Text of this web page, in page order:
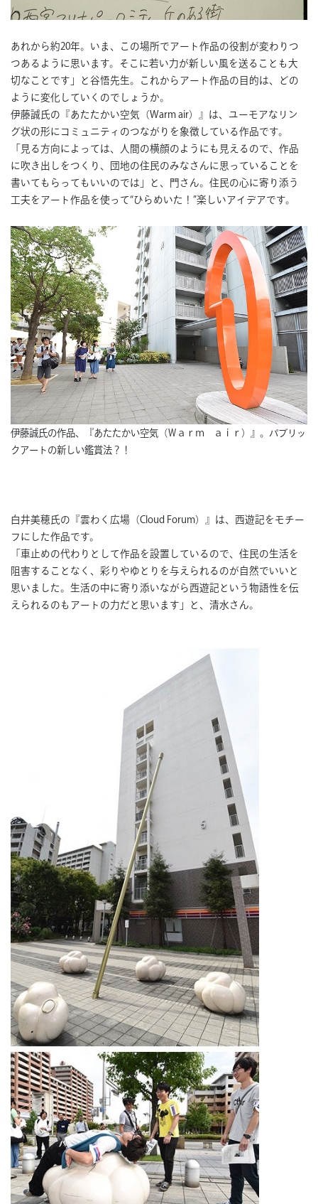
あれから約20年。いま、この場所でアート作品の役割が変わりつ
つあるように思います。そこに若い力が新しい風を送ることも大
切なことです」と谷悟先生。これからアート作品の目的は、どの
ように変化していくのでしょうか。
伊藤誠氏の『あたたかい空気（Warm air）』は、ユーモアなリン
グ状の形にコミュニティのつながりを象徴している作品です。
「見る方向によっては、人間の横顔のようにも見えるので、作品
に吹き出しをつくり、団地の住民のみなさんに思っていることを
書いてもらってもいいのでは」と、門さん。住民の心に寄り添う
工夫をアート作品を使って“ひらめいた！”楽しいアイデアです。
伊藤誠氏の作品、『あたたかい空気（Ｗａｒｍ ａｉｒ）』。パブリッ
クアートの新しい鑑賞法？！
白井美穂氏の『雲わく広場（Cloud Forum）』は、西遊記をモチー
フにした作品です。
「車止めの代わりとして作品を設置しているので、住民の生活を
阻害することなく、彩りやゆとりを与えられるのが自然でいいと
思いました。生活の中に寄り添いながら西遊記という物語性を伝
えられるのもアートの力だと思います」と、清水さん。